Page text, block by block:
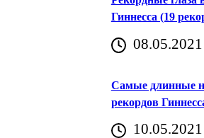
Гиннесса (19
08.05.2021
Самые длинные
рекордов
10.05.2021